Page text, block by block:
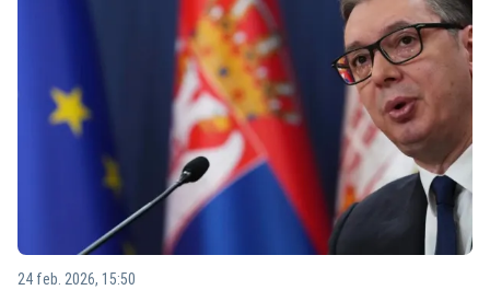
24 feb. 2026, 15:50